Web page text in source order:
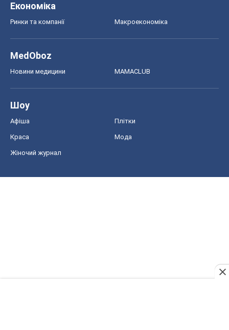
Економіка
Ринки та компанії Макроекономіка
MedOboz
Новини медицини MAMACLUB
Шоу
Афіша Плітки
Краса Мода
Жіночий журнал